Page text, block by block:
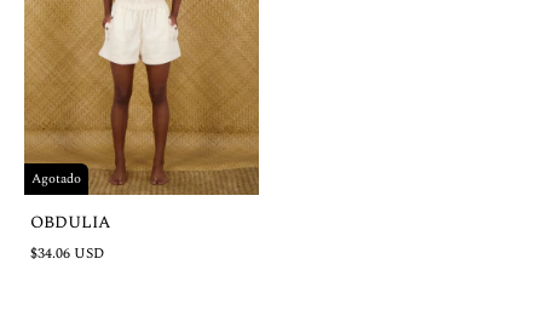
Agotado
OBDULIA
$34.06 USD